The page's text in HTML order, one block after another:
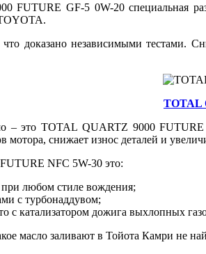
GF-5 0W-20 специальная
доказано независимыми тестами.
TOTAL
– это TOTAL QUARTZ 9000
мотора, снижает износ деталей и
NFC 5W-30 это:
при любом стиле вождения;
с турбонаддувом;
с катализатором дожига выхлопных
масло заливают в Тойота Камри не